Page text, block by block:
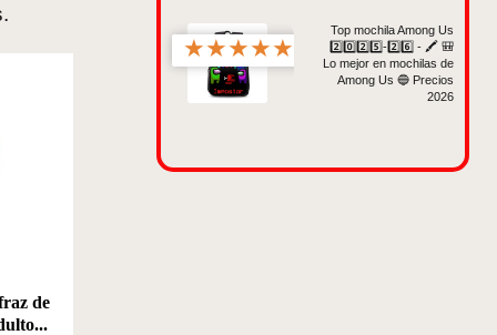
de
★★★★★
Top mochila Among Us
2️⃣0️⃣2️⃣5️⃣-2️⃣6️⃣ - 🖍️ 🎒
Lo mejor en mochilas de
Among Us 🔵 Precios
2026